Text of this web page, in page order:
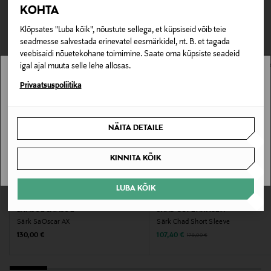
KOHTA
Klõpsates "Luba kõik", nõustute sellega, et küpsiseid võib teie
seadmesse salvestada erinevatel eesmärkidel, nt. B. et tagada
veebisaidi nõuetekohane toimimine. Saate oma küpsiste seadeid
igal ajal muuta selle lehe allosas.
Privaatsuspoliitika
NÄITA DETAILE
KINNITA KÕIK
LUBA KÕIK
Materjal
80% puuvill, 20% polüester
Hooldusjuhendid
Masinpesu vastavalt toote hooldusjuhistele
PORTUGAL
Valmistaja tootenumber
101004-1001
0,00 € – 4,90 €
TEISED KLIENDID
VAATASID KA
SAMSOE SAMSOE
Särk SaOscar AX
Original Price
130,00 €
SAND COPENHAGEN
Särk Chad Short Sleeve
Discounted Price
107,40 € Original Price
179,00 €
Stockmann pole Sinu riigis saadaval.
SAAN ARU